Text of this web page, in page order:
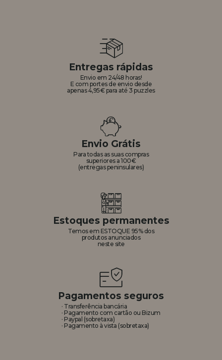
Entregas rápidas
Envio em 24/48 horas!
E com portes de envio desde
apenas 4,95€ para até 3 puzzles
Envio Grátis
Para todas as suas compras
superiores a 100€
(entregas peninsulares)
Estoques permanentes
Temos em ESTOQUE 95% dos
produtos anunciados
neste site
Pagamentos seguros
· Transferência bancária
· Pagamento com cartão ou Bizum
· Paypal (sobretaxa)
· Pagamento à vista (sobretaxa)